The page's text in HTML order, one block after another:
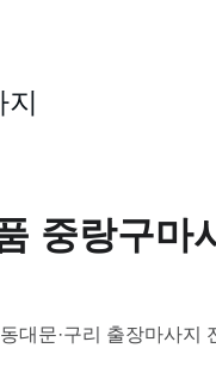
중랑구마
동대문·구리 출장마사지